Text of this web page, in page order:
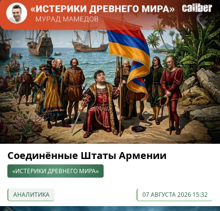
Соединённые Штаты Армении
«ИСТЕРИКИ ДРЕВНЕГО МИРА»
АНАЛИТИКА 07 АВГУСТА 2026 15:32